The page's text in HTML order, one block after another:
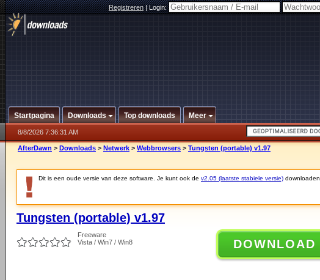
Registreren|Login:
Startpagina Downloads Top downloads Meer
8/8/2026 7:36:31 AM
AfterDawn > Downloads > Netwerk > Webbrowsers > Tungsten (portable) v1.97
Dit is een oude versie van deze software. Je kunt ook de v2.05 (laatste stabiele versie) downloaden.
Tungsten (portable) v1.97
Freeware
Vista / Win7 / Win8
DOWNLOAD